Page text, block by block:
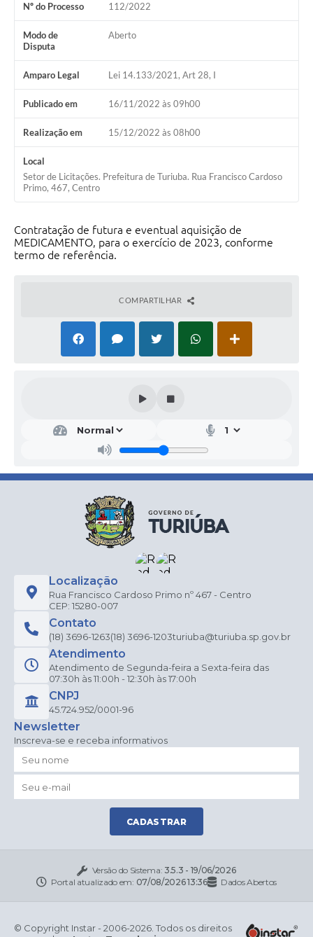
Nº do Processo 112/2022
Modo de
Disputa
Aberto
Amparo Legal Lei 14.133/2021, Art 28, I
Publicado em 16/11/2022 às 09h00
Realização em 15/12/2022 às 08h00
Local
Setor de Licitações. Prefeitura de Turiuba. Rua Francisco Cardoso
Primo, 467, Centro
Contratação de futura e eventual aquisição de
MEDICAMENTO, para o exercício de 2023, conforme
termo de referência.
COMPARTILHAR
Localização
Rua Francisco Cardoso Primo nº 467 - Centro
CEP: 15280-007
Contato
(18) 3696-1263(18) 3696-1203turiuba@turiuba.sp.gov.br
Atendimento
Atendimento de Segunda-feira a Sexta-feira das
07:30h às 11:00h - 12:30h às 17:00h
CNPJ
45.724.952/0001-96
Newsletter
Inscreva-se e receba informativos
CADASTRAR
Versão do Sistema: 3.5.3 - 19/06/2026
Portal atualizado em: 07/08/2026 13:36 Dados Abertos
© Copyright Instar - 2006-2026. Todos os direitos